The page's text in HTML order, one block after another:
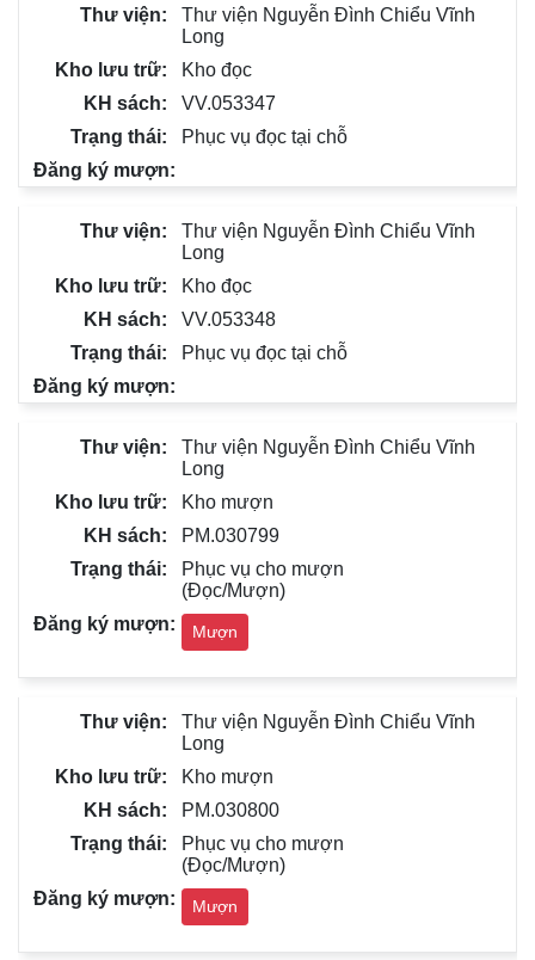
Thư viện Nguyễn Đình Chiểu Vĩnh
Long
Kho đọc
VV.053347
Phục vụ đọc tại chỗ
Thư viện Nguyễn Đình Chiểu Vĩnh
Long
Kho đọc
VV.053348
Phục vụ đọc tại chỗ
Thư viện Nguyễn Đình Chiểu Vĩnh
Long
Kho mượn
PM.030799
Phục vụ cho mượn
(Đọc/Mượn)
Mượn
Thư viện Nguyễn Đình Chiểu Vĩnh
Long
Kho mượn
PM.030800
Phục vụ cho mượn
(Đọc/Mượn)
Mượn